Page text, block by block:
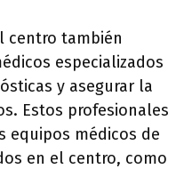
centro también
especializados
y asegurar la
Estos profesionales
equipos médicos de
en el centro, como